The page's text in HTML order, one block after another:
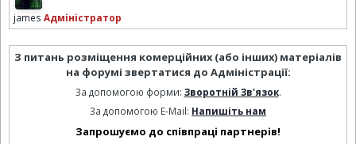
james Адміністратор
З питань розміщення комерційних (або інших) матеріалів
на форумі звертатися до Адміністрації:
За допомогою форми: Зворотній Зв'язок.
За допомогою E-Mail: Напишіть нам
Запрошуємо до співпраці партнерів!